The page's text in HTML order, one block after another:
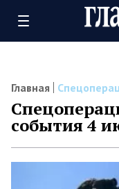
Главная
события 4